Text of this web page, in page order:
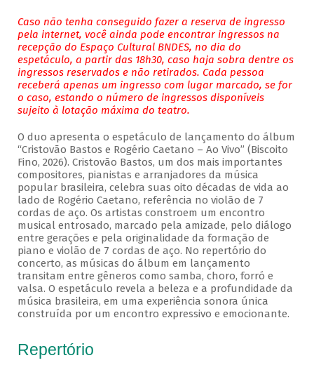
Caso não tenha conseguido fazer a reserva de ingresso
pela internet, você ainda pode encontrar ingressos na
recepção do Espaço Cultural BNDES, no dia do
espetáculo, a partir das 18h30, caso haja sobra dentre os
ingressos reservados e não retirados. Cada pessoa
receberá apenas um ingresso com lugar marcado, se for
o caso, estando o número de ingressos disponíveis
sujeito à lotação máxima do teatro.
O duo apresenta o espetáculo de lançamento do álbum
“Cristovão Bastos e Rogério Caetano – Ao Vivo” (Biscoito
Fino, 2026). Cristovão Bastos, um dos mais importantes
compositores, pianistas e arranjadores da música
popular brasileira, celebra suas oito décadas de vida ao
lado de Rogério Caetano, referência no violão de 7
cordas de aço. Os artistas constroem um encontro
musical entrosado, marcado pela amizade, pelo diálogo
entre gerações e pela originalidade da formação de
piano e violão de 7 cordas de aço. No repertório do
concerto, as músicas do álbum em lançamento
transitam entre gêneros como samba, choro, forró e
valsa. O espetáculo revela a beleza e a profundidade da
música brasileira, em uma experiência sonora única
construída por um encontro expressivo e emocionante.
Repertório